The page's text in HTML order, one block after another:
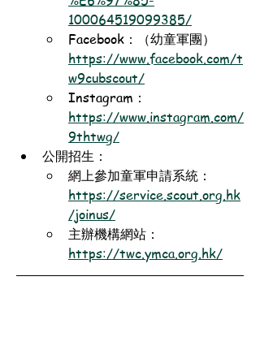
100064519099385/
Facebook：（幼童軍團）
https://www.facebook.com/t
w9cubscout/
Instagram：
https://www.instagram.com/
9thtwg/
公開招生：
網上參加童軍申請系統：
https://service.scout.org.hk
/joinus/
主辦機構網站：
https://twc.ymca.org.hk/